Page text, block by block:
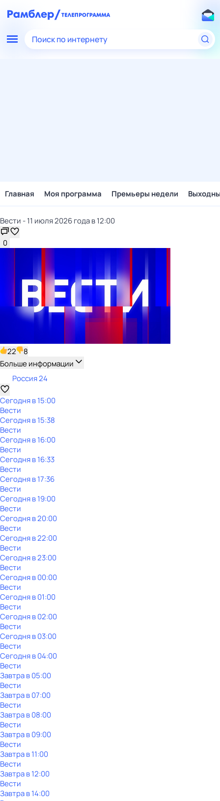
Поиск по интернету
Главная Моя программа Премьеры недели
Вести - 11 июля 2026 года в 12:00
0
22
8
Больше информации
Россия 24
Сегодня в 15:00
Вести
Сегодня в 15:38
Вести
Сегодня в 16:00
Вести
Сегодня в 16:33
Вести
Сегодня в 17:36
Вести
Сегодня в 19:00
Вести
Сегодня в 20:00
Вести
Сегодня в 22:00
Вести
Сегодня в 23:00
Вести
Сегодня в 00:00
Вести
Сегодня в 01:00
Вести
Сегодня в 02:00
Вести
Сегодня в 03:00
Вести
Сегодня в 04:00
Вести
Завтра в 05:00
Вести
Завтра в 07:00
Вести
Завтра в 08:00
Вести
Завтра в 09:00
Вести
Завтра в 11:00
Вести
Завтра в 12:00
Вести
Завтра в 14:00